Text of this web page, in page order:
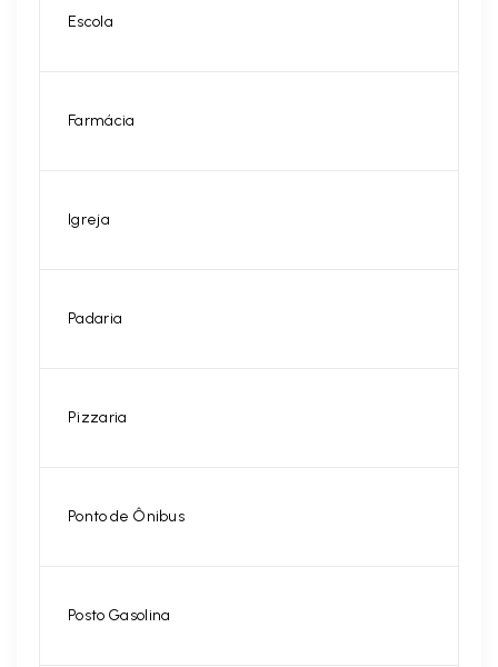
Escola
Farmácia
Igreja
Padaria
Pizzaria
Ponto de Ônibus
Posto Gasolina